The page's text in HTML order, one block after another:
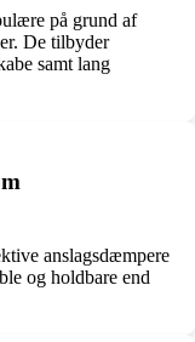
på grund af
De tilbyder
samt lang
anslagsdæmpere
og holdbare end